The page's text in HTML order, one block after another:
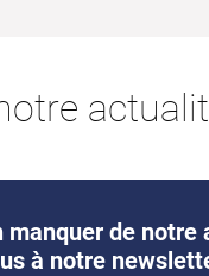
manquer de notre
à notre